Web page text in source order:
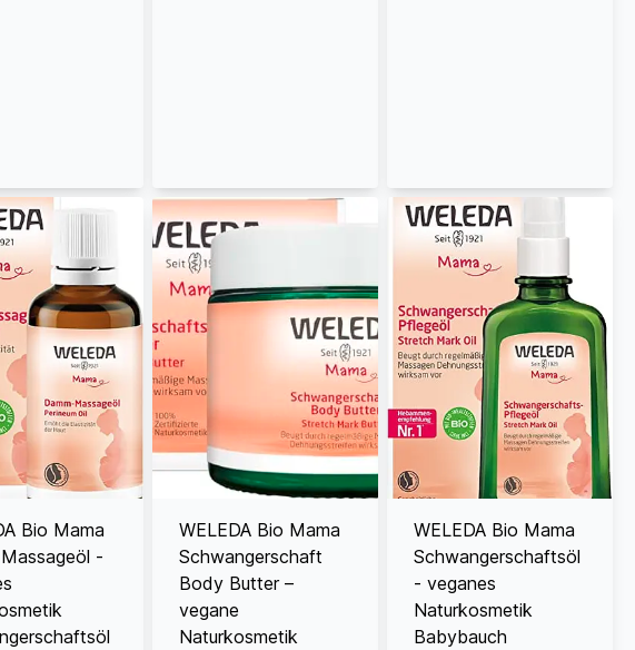
Bio Mama
-
WELEDA Bio Mama
Schwangerschaft
Body Butter –
vegane
Naturkosmetik
WELEDA Bio Mama
Schwangerschaftsöl
- veganes
Naturkosmetik
Babybauch